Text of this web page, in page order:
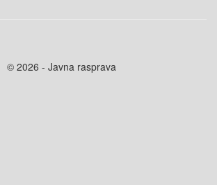
© 2026 - Javna rasprava